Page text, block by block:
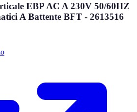
EBP AC A 230V 50/60HZ
A Battente BFT - 2613516